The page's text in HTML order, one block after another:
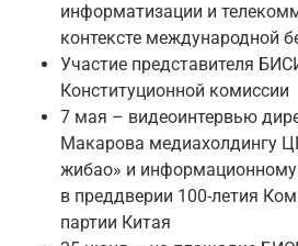
информатизации и
контексте международной
Участие представителя
Конституционной комиссии
7 мая – видеоинтервью
Макарова медиахолдингу
жибао» и информационному
в преддверии 100-летия
партии Китая